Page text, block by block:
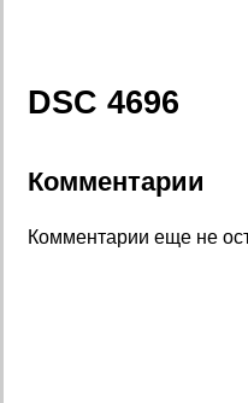
DSC 4696
Комментарии
Комментарии еще не